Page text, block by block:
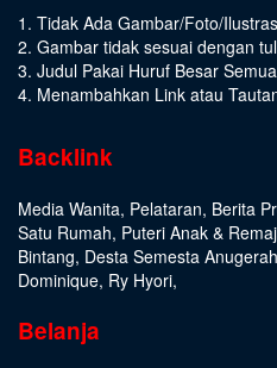
1. Tidak Ada Gambar/Foto/
2. Gambar tidak sesuai dengan
3. Judul Pakai Huruf Besar Semua
4. Menambahkan Link atau
Backlink
Media Wanita, Pelataran, Berita
Satu Rumah, Puteri Anak &
Bintang, Desta Semesta Anugerah
Dominique, Ry Hyori,
Belanja